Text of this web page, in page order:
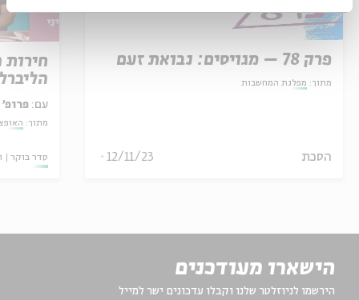
פרק 78 – מגויסים: נבואת זעם
מתוך: מפלגת המחשבות
הסכת 12/11/23
עם: פרופ'
מתוך:
סדר בוקר
הישארו מעודכנים
הירשמו לניוזלטר שלנו וקבלו עדכונים ישר למייל